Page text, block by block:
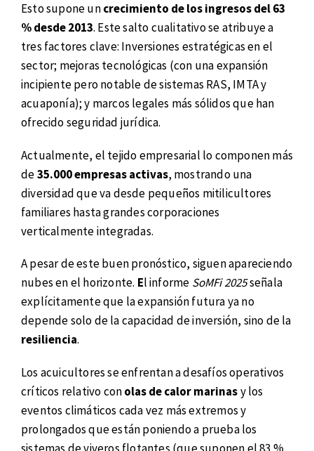
Esto supone uncrecimiento de los ingresos del 63
% desde 2013. Este salto cualitativo se atribuye a
tres factores clave: Inversiones estratégicas en el
sector; mejoras tecnológicas (con una expansión
incipiente pero notable de sistemas RAS, IMTA y
acuaponía); y marcos legales más sólidos que han
ofrecido seguridad jurídica.
Actualmente, el tejido empresarial lo componen más
de35.000 empresas activas, mostrando una
diversidad que va desde pequeños mitilicultores
familiares hasta grandes corporaciones
verticalmente integradas.
A pesar de este buen pronóstico, siguen apareciendo
nubes en el horizonte. El informe SoMFi 2025señala
explícitamente que la expansión futura ya no
depende solo de la capacidad de inversión, sino de la
resiliencia.
Los acuicultores se enfrentan a desafíos operativos
críticos relativo conolas de calor marinasy los
eventos climáticos cada vez más extremos y
prolongados que están poniendo a prueba los